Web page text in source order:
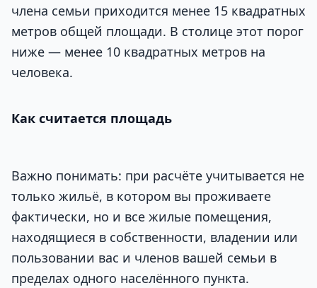
члена семьи приходится менее 15 квадратных
метров общей площади. В столице этот порог
ниже — менее 10 квадратных метров на
человека.
Как считается площадь
Важно понимать: при расчёте учитывается не
только жильё, в котором вы проживаете
фактически, но и все жилые помещения,
находящиеся в собственности, владении или
пользовании вас и членов вашей семьи в
пределах одного населённого пункта.